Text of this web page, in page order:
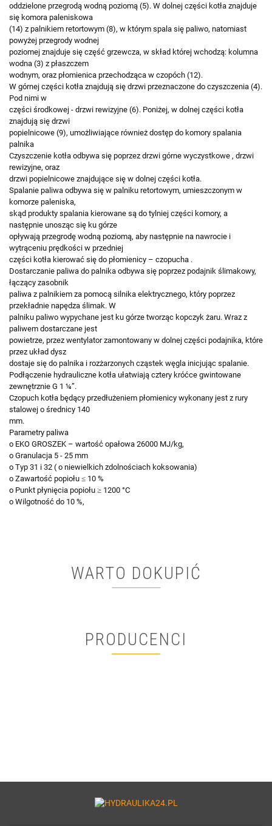
oddzielone przegrodą wodną poziomą (5). W dolnej części kotła znajduje
się komora paleniskowa
(14) z palnikiem retortowym (8), w którym spala się paliwo, natomiast
powyżej przegrody wodnej
poziomej znajduje się część grzewcza, w skład której wchodzą: kolumna
wodna (3) z płaszczem
wodnym, oraz płomienica przechodząca w czopóch (12).
W górnej części kotła znajdują się drzwi przeznaczone do czyszczenia (4).
Pod nimi w
części środkowej - drzwi rewizyjne (6). Poniżej, w dolnej części kotła
znajdują się drzwi
popielnicowe (9), umożliwiające również dostęp do komory spalania
palnika
Czyszczenie kotła odbywa się poprzez drzwi górne wyczystkowe , drzwi
rewizyjne, oraz
drzwi popielnicowe znajdujące się w dolnej części kotła.
Spalanie paliwa odbywa się w palniku retortowym, umieszczonym w
komorze paleniska,
skąd produkty spalania kierowane są do tylniej części komory, a
następnie unosząc się ku górze
opływają przegrodę wodną poziomą, aby następnie na nawrocie i
wytrąceniu prędkości w przedniej
części kotła kierować się do płomienicy – czopucha .
Dostarczanie paliwa do palnika odbywa się poprzez podajnik ślimakowy,
łączący zasobnik
paliwa z palnikiem za pomocą silnika elektrycznego, który poprzez
przekładnie napędza ślimak. W
palniku paliwo wypychane jest ku górze tworząc kopczyk żaru. Wraz z
paliwem dostarczane jest
powietrze, przez wentylator zamontowany w dolnej części podajnika, które
przez układ dysz
dostaje się do palnika i rozżarzonych cząstek węgla inicjując spalanie.
Podłączenie hydrauliczne kotła ułatwiają cztery króćce gwintowane
zewnętrznie G 1 ¼”.
Czopuch kotła będący przedłużeniem płomienicy wykonany jest z rury
stalowej o średnicy 140
mm.
Parametry paliwa
o EKO GROSZEK – wartość opałowa 26000 MJ/kg,
o Granulacja 5 - 25 mm
o Typ 31 i 32 ( o niewielkich zdolnościach koksowania)
o Zawartość popiołu ≤ 10 %
o Punkt płynięcia popiołu ≥ 1200 °C
o Wilgotność do 10 %,
WARTO DOKUPIĆ
PRODUCENCI